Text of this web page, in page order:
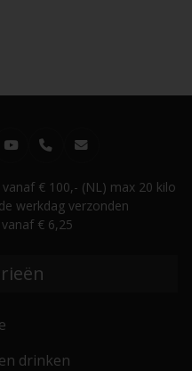
€ 100,- (NL) max 20 kilo
werkdag verzonden
€ 6,25
drinken